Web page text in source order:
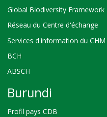
Global Biodiversity Framework
Réseau du Centre d'échange
Services d'information du CHM
BCH
ABSCH
Burundi
Profil pays CDB